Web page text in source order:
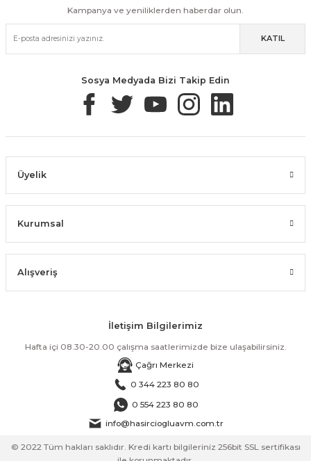
Güvenli Paketleme Taksit / Havale İle Alışveriş Kolay İade & Değişim
Kampanya ve yeniliklerden haberdar olun.
KATIL
Sosya Medyada Bizi Takip Edin
Üyelik
Kurumsal
Alışveriş
İletişim Bilgilerimiz
Hafta içi 08.30-20.00 çalışma saatlerimizde bize ulaşabilirsiniz.
Çağrı Merkezi
0 344 223 80 80
0 554 223 80 80
info@hasirciogluavm.com.tr
© 2022 Tüm hakları saklıdır. Kredi kartı bilgileriniz 256bit SSL sertifikası